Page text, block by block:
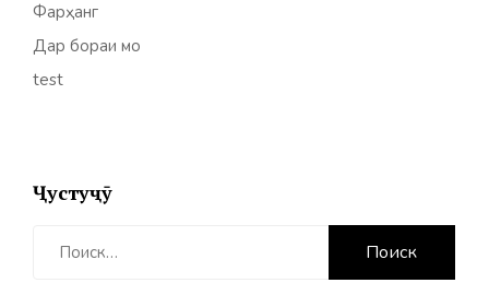
Фарҳанг
Дар бораи мо
test
Ҷустуҷӯ